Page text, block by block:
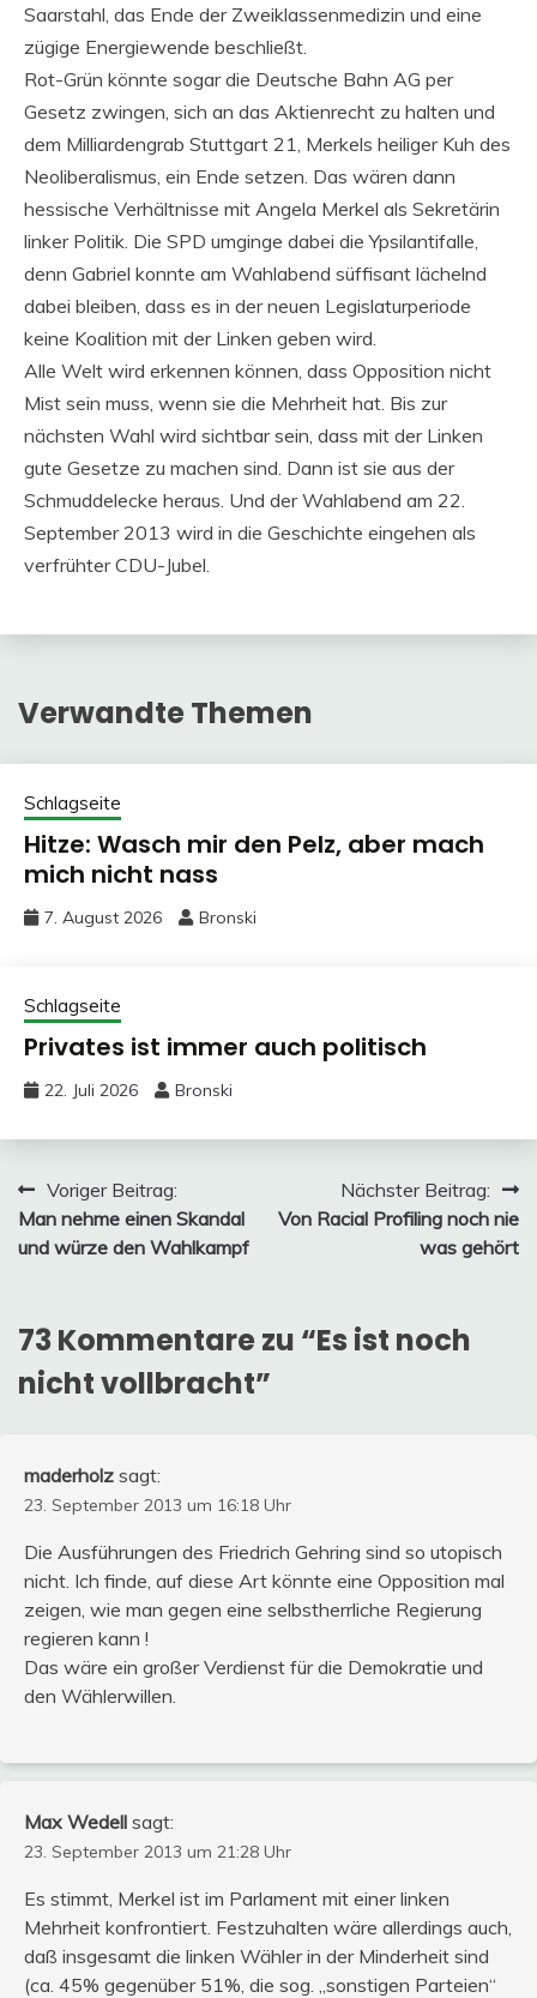
Saarstahl, das Ende der Zweiklassenmedizin und eine
zügige Energiewende beschließt.
Rot-Grün könnte sogar die Deutsche Bahn AG per
Gesetz zwingen, sich an das Aktienrecht zu halten und
dem Milliardengrab Stuttgart 21, Merkels heiliger Kuh des
Neoliberalismus, ein Ende setzen. Das wären dann
hessische Verhältnisse mit Angela Merkel als Sekretärin
linker Politik. Die SPD umginge dabei die Ypsilantifalle,
denn Gabriel konnte am Wahlabend süffisant lächelnd
dabei bleiben, dass es in der neuen Legislaturperiode
keine Koalition mit der Linken geben wird.
Alle Welt wird erkennen können, dass Opposition nicht
Mist sein muss, wenn sie die Mehrheit hat. Bis zur
nächsten Wahl wird sichtbar sein, dass mit der Linken
gute Gesetze zu machen sind. Dann ist sie aus der
Schmuddelecke heraus. Und der Wahlabend am 22.
September 2013 wird in die Geschichte eingehen als
verfrühter CDU-Jubel.
Verwandte Themen
Schlagseite
Hitze: Wasch mir den Pelz, aber mach
mich nicht nass
7. August 2026 Bronski
Schlagseite
Privates ist immer auch politisch
22. Juli 2026 Bronski
Beitragsnavigation
Voriger Beitrag:
Man nehme einen Skandal
und würze den Wahlkampf
Nächster Beitrag:
Von Racial Profiling noch nie
was gehört
73 Kommentare zu “Es ist noch
nicht vollbracht”
maderholz sagt:
23. September 2013 um 16:18 Uhr
Die Ausführungen des Friedrich Gehring sind so utopisch
nicht. Ich finde, auf diese Art könnte eine Opposition mal
zeigen, wie man gegen eine selbstherrliche Regierung
regieren kann !
Das wäre ein großer Verdienst für die Demokratie und
den Wählerwillen.
Max Wedell sagt:
23. September 2013 um 21:28 Uhr
Es stimmt, Merkel ist im Parlament mit einer linken
Mehrheit konfrontiert. Festzuhalten wäre allerdings auch,
daß insgesamt die linken Wähler in der Minderheit sind
(ca. 45% gegenüber 51%, die sog. „sonstigen Parteien“